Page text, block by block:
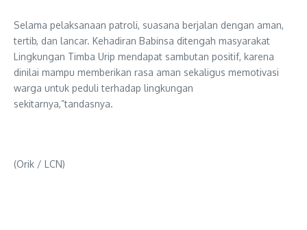
‎Selama pelaksanaan patroli, suasana berjalan dengan aman,
tertib, dan lancar. Kehadiran Babinsa ditengah masyarakat
Lingkungan Timba Urip mendapat sambutan positif, karena
dinilai mampu memberikan rasa aman sekaligus memotivasi
warga untuk peduli terhadap lingkungan
sekitarnya,”tandasnya.
(Orik / LCN)